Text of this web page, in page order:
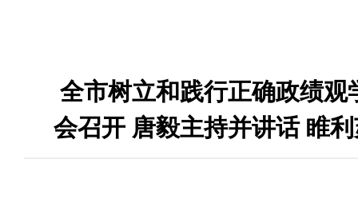
全市树立和践行正确政绩观
会召开 唐毅主持并讲话 睢